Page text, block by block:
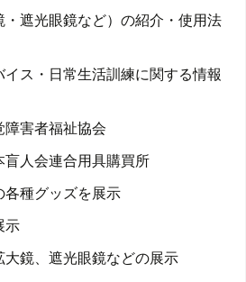
・遮光眼鏡など）の紹介・使用法
イス・日常生活訓練に関する情報
害者福祉協会
人会連合用具購買所
各種グッズを展示
示
大鏡、遮光眼鏡などの展示